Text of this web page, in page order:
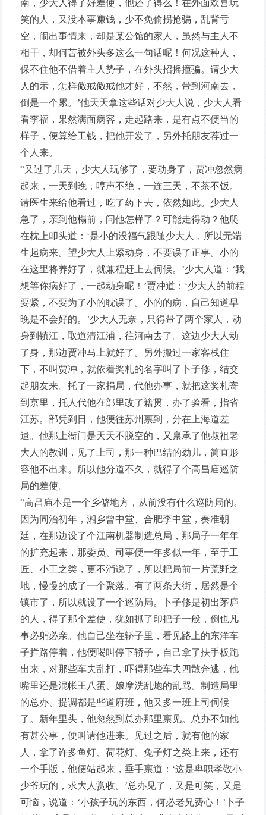
南，少大人得了好差使，他还了得么！在外面欢喜玩
笑的人，又没本事赚钱，少不免偷拐抢骗，乱背亏
空，闹出事情来，却是某公馆的家人，虽然与主人不
相干，却何苦被外头多这么一句话呢！何况这种人，
保不住他不借着主人势子，在外头招摇撞骗。请少大
人的示，怎样儆戒儆戒他才好，不然，带到河南去，
倒是一个累。’他天天拿这些话对少大人说，少大人看
看李福，果然满面病容，走起路来，是有点不便当的
样子，便算给工钱，把他开发了，另外托朋友荐过一
个人来。
“又过了几天，少大人玩够了，要动身了，贾冲忽然病
起来，一天到晚，哼声不绝，一连三天，不茶不饭。
请医生来给他看过，吃了药下去，依然如此。少大人
急了，亲到他榻前，问他怎样了？可能走得动？他爬
在枕上叩头道：‘是小的没福气跟随少大人，所以无端
生起病来。望少大人上紧动身，不要误了正事。小的
在这里将养好了，就兼程赶上去伺候。’少大人道：‘我
想等你病好了，一起动身呢！’贾冲道：‘少大人的前程
要紧，不要为了小的耽误了。小的的病，自己知道早
晚是不会好的。’少大人无奈，只得带了两个家人，动
身到镇江，取道清江浦，往河南去了。这边少大人动
了身，那边贾冲马上就好了。另外搬过一家客栈住
下，不叫贾冲，就依着奖札的名字叫了卜子修，结交
起朋友来。托了一家捐局，代他办事，就把这奖札寄
到京里，托人代他在部里改了籍贯，办了验看，指省
江苏。部凭到日，他便往苏州禀到，分在上海道差
遣。他那上衙门是天天不脱空的，又禀承了他叔祖老
大人的教训，见了上司，那一种巴结的劲儿，简直形
容他不出来。所以他分道不久，就得了个高昌庙巡防
局的差使。
“高昌庙本是一个乡僻地方，从前没有什么巡防局的。
因为同治初年，湘乡曾中堂、合肥李中堂，奏准朝
廷，在那边设了个江南机器制造总局，那局子一年年
的扩充起来，那委员、司事便一年多似一年，至于工
匠、小工之类，更不消说了，所以把局前一片荒野之
地，慢慢的成了一个聚落。有了两条大街，居然是个
镇市了，所以就设了一个巡防局。卜子修是初出茅庐
的人，得了那个差使，犹如抓了印把子一般，倒也凡
事必躬必亲。他自己坐在轿子里，看见路上的东洋车
子拦路停着，他便喝叫停下轿子，自己拿了扶手板跑
出来，对那些车夫乱打，吓得那些车夫四散奔逃，他
嘴里还是混帐王八蛋、娘摩洗乱炮的乱骂。制造局里
的总办、提调都是些道府班，他又多一班上司伺候
了。新年里头，他忽然到总办那里禀见。总办不知他
有甚公事，便叫请他进来。见过之后，就有他的家
人，拿了许多鱼灯、荷花灯、兔子灯之类上来，还有
一个手版，他便站起来，垂手禀道：‘这是卑职孝敬小
少爷玩的，求大人赏收。’总办见了，又是可笑，又是
可恼，说道：‘小孩子玩的东西，何必老兄费心！’卜子